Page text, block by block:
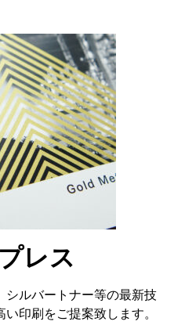
レス
シルバートナー等の最新技
印刷をご提案致します。